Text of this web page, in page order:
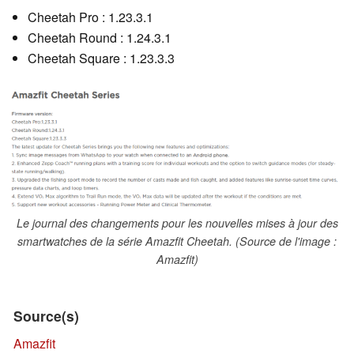
Cheetah Pro : 1.23.3.1
Cheetah Round : 1.24.3.1
Cheetah Square : 1.23.3.3
Le journal des changements pour les nouvelles mises à jour des
smartwatches de la série Amazfit Cheetah. (Source de l'image :
Amazfit)
Source(s)
Amazfit